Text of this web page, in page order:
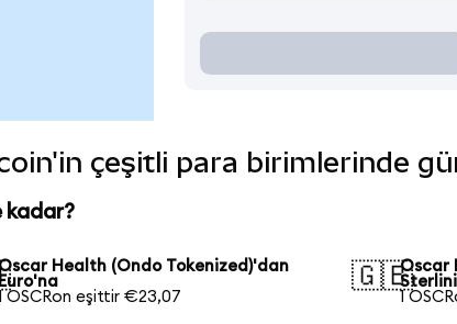
çeşitli para birimlerinde
kadar?
Oscar Health (Ondo Tokenized)'dan
OSCRon eşittir €23,07
🇬🇧Oscar
1